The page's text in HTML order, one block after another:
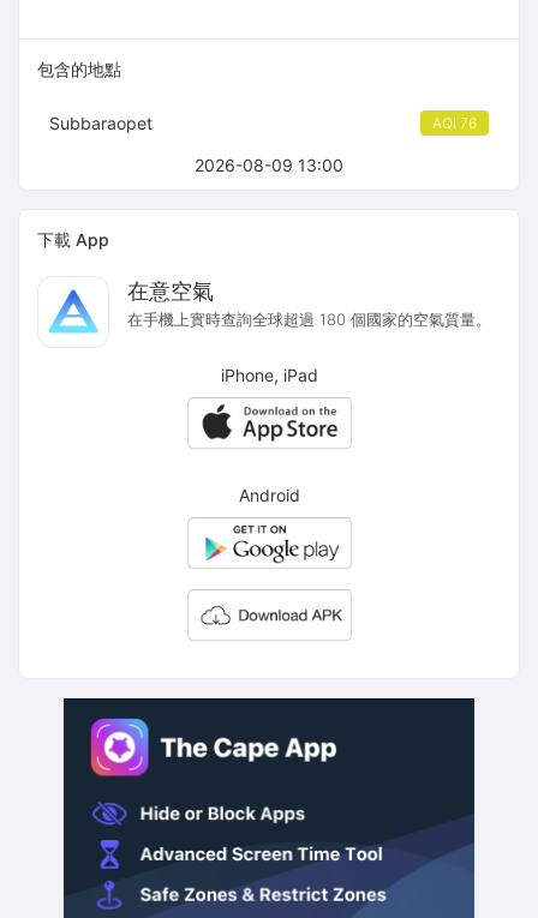
2026-08-09 13:00
包含的地點
Subbaraopet AQI 76
下載 App
在意空氣
在手機上實時查詢全球超過 180 個國家的空氣質量。
iPhone, iPad
Android